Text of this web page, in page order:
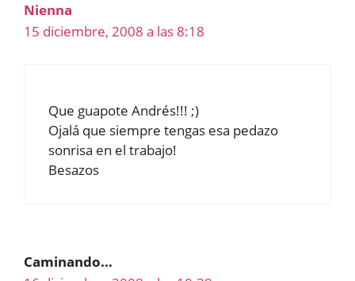
Nienna
15 diciembre, 2008 a las 8:18
Que guapote Andrés!!! ;)
Ojalá que siempre tengas esa pedazo
sonrisa en el trabajo!
Besazos
Caminando...